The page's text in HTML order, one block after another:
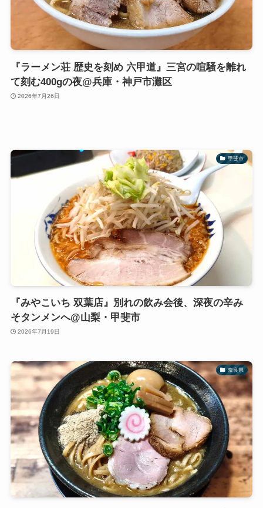
『ラーメン荘 歴史を刻め 六甲道』三宮の喧騒を離れ
て刻む400gの夜@兵庫・神戸市灘区
2026年7月26日
甲斐市
『みやこいち 双葉店』別れの飲み会後、深夜の辛み
そタンメンへ@山梨・甲斐市
2026年7月19日
奈良県